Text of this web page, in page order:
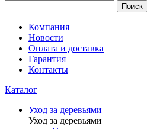
Поиск
Компания
Новости
Оплата и доставка
Гарантия
Контакты
Каталог
Уход за деревьями
Уход за деревьями